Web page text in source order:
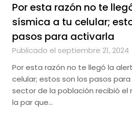
Por esta razón no te
sísmica a tu celular;
pasos para activarla
Publicado el septiembre 21, 2024
Por esta razón no te llegó la
celular; estos son los pasos
sector de la población recibió
la par que…